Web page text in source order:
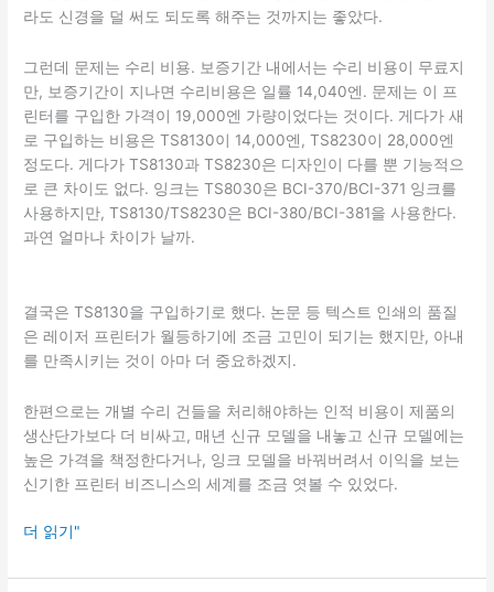
라도 신경을 덜 써도 되도록 해주는 것까지는 좋았다.
그런데 문제는 수리 비용. 보증기간 내에서는 수리 비용이 무료지
만, 보증기간이 지나면 수리비용은 일률 14,040엔. 문제는 이 프
린터를 구입한 가격이 19,000엔 가량이었다는 것이다. 게다가 새
로 구입하는 비용은 TS8130이 14,000엔, TS8230이 28,000엔
정도다. 게다가 TS8130과 TS8230은 디자인이 다를 뿐 기능적으
로 큰 차이도 없다. 잉크는 TS8030은 BCI-370/BCI-371 잉크를
사용하지만, TS8130/TS8230은 BCI-380/BCI-381을 사용한다.
과연 얼마나 차이가 날까.
결국은 TS8130을 구입하기로 했다. 논문 등 텍스트 인쇄의 품질
은 레이저 프린터가 월등하기에 조금 고민이 되기는 했지만, 아내
를 만족시키는 것이 아마 더 중요하겠지.
한편으로는 개별 수리 건들을 처리해야하는 인적 비용이 제품의
생산단가보다 더 비싸고, 매년 신규 모델을 내놓고 신규 모델에는
높은 가격을 책정한다거나, 잉크 모델을 바꿔버려서 이익을 보는
신기한 프린터 비즈니스의 세계를 조금 엿볼 수 있었다.
잉
젯
더 읽기"